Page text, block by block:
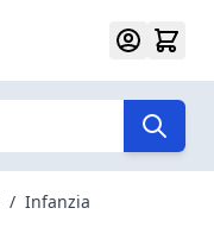
/ Infanzia